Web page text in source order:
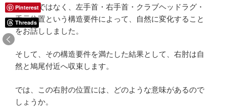
れた形ではなく、左手首・右手首・クラブヘッドラグ・
手元位置という構造要件によって、自然に変化すること
をお話ししました。
そして、その構造要件を満たした結果として、右肘は自
然と鳩尾付近へ収束します。
では、この右肘の位置には、どのような意味があるので
しょうか。
Pinterest
Threads